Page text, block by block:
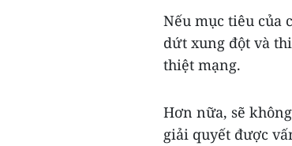
Nếu mục tiêu của
dứt xung đột và
thiệt mạng.
Hơn nữa, sẽ
giải quyết được